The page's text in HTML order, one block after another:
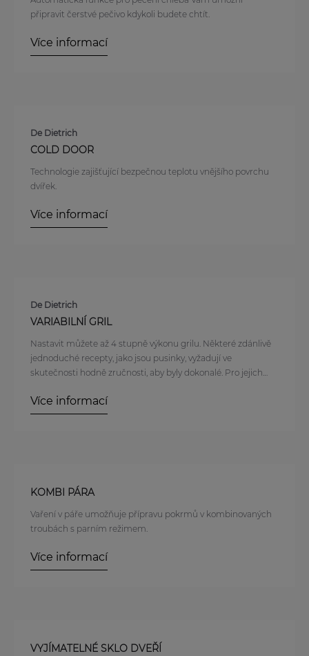
připravit čerstvé pečivo kdykoli budete chtít.
Více informací
De Dietrich
COLD DOOR
Technologie zajišťující bezpečnou teplotu vnějšího povrchu
dvířek.
Více informací
De Dietrich
VARIABILNÍ GRIL
Nastavit můžete až 4 stupně výkonu grilu. Některé zdánlivě
jednoduché recepty, jako jsou pusinky, vyžadují ve
skutečnosti hodně zručnosti, aby byly dokonalé. Pro jejich
času přípravy. Jedinečné nastavení 4 stupňů výkonu
grilovacího tělesa vám pokaždé umožní snadno dosáhnout
Více informací
KOMBI PÁRA
Vaření v páře umožňuje přípravu pokrmů v kombinovaných
troubách s parním režimem.
Více informací
VYJÍMATELNÉ SKLO DVEŘÍ